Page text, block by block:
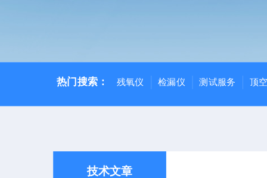
热门搜索： 残氧仪 检漏仪 测试服务 顶
技术文章